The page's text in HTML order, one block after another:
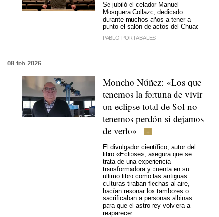
Se jubiló el celador Manuel
Mosquera Collazo, dedicado
durante muchos años a tener a
punto el salón de actos del Chuac
PABLO PORTABALES
08 feb 2026
Moncho Núñez: «Los que
tenemos la fortuna de vivir
un eclipse total de Sol no
tenemos perdón si dejamos
de verlo»
El divulgador científico, autor del
libro «Eclipse», asegura que se
trata de una experiencia
transformadora y cuenta en su
último libro cómo las antiguas
culturas tiraban flechas al aire,
hacían resonar los tambores o
sacrificaban a personas albinas
para que el astro rey volviera a
reaparecer